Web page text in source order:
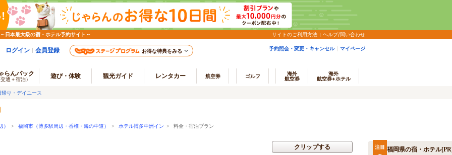
日本最大級の宿・ホテル予約サイト～ サイトのご利用方法 ヘルプ/問い合わせ
ログイン 会員登録 お得な特典をみる 予約照会・変更・キャンセル マイページ
らんパック
通＋宿泊） 遊び・体験 観光ガイド レンタカー 航空券 ゴルフ
海外
航空券
海外
航空券+ホテル
帰り・デイユース
） > 福岡市（博多駅周辺・香椎・海の中道） > ホテル博多中洲イン > 料金・宿泊プラン
クリップする 福岡県の宿・ホテル